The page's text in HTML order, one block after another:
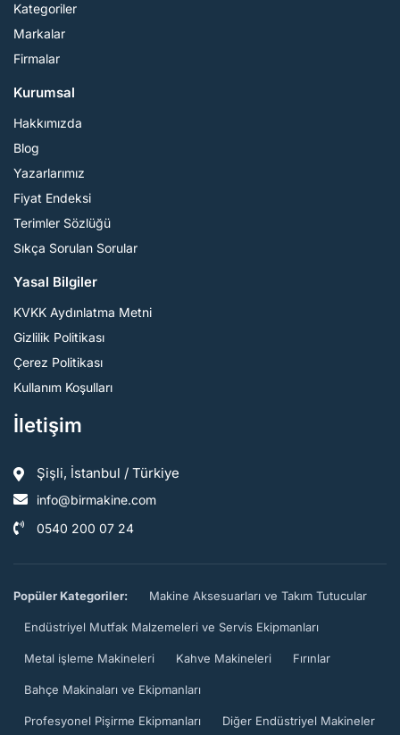
Kategoriler
Markalar
Firmalar
Kurumsal
Hakkımızda
Blog
Yazarlarımız
Fiyat Endeksi
Terimler Sözlüğü
Sıkça Sorulan Sorular
Yasal Bilgiler
KVKK Aydınlatma Metni
Gizlilik Politikası
Çerez Politikası
Kullanım Koşulları
İletişim
Şişli, İstanbul / Türkiye
info@birmakine.com
0540 200 07 24
Popüler Kategoriler: Makine Aksesuarları ve Takım Tutucular
Endüstriyel Mutfak Malzemeleri ve Servis Ekipmanları
Metal işleme Makineleri Kahve Makineleri Fırınlar
Bahçe Makinaları ve Ekipmanları
Profesyonel Pişirme Ekipmanları Diğer Endüstriyel Makineler